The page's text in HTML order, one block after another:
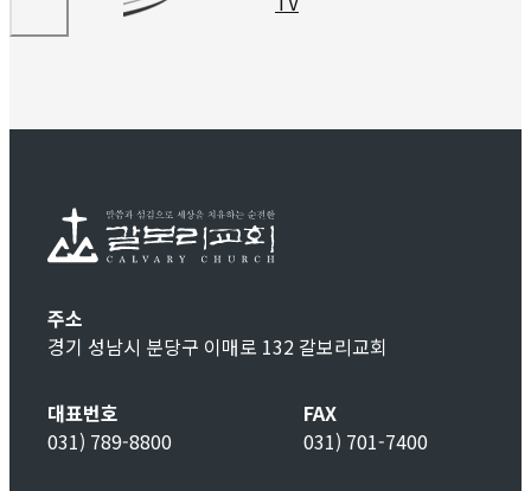
주소
경기 성남시 분당구 이매로 132 갈보리교회
대표번호
031) 789-8800
FAX
031) 701-7400